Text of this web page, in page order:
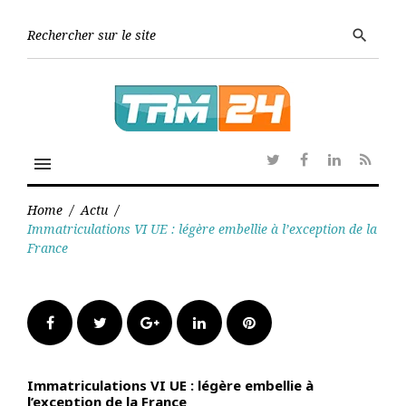
search
menu
TwitterFacebook
Linkedin
RSS
Home / Actu /
Immatriculations VI UE : légère embellie à l’exception de la
France
FacebookTwitter Google+LinkedInPinterest
Immatriculations VI UE : légère embellie à
l’exception de la France